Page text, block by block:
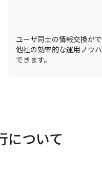
ユーザ同士の情報交換がで
他社の効率的な運用ノウ
できます。
について